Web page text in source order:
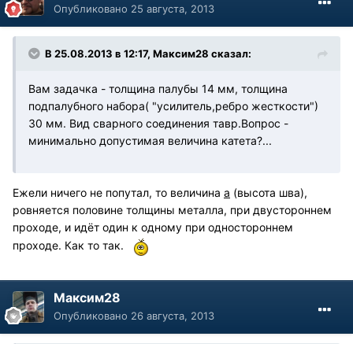
Опубликовано 25 августа, 2013
В 25.08.2013 в 12:17, Максим28 сказал:
Вам задачка - толщина палубы 14 мм, толщина
подпалубного набора( "усилитель,ребро жесткости")
30 мм. Вид сварного соединения тавр.Вопрос -
минимально допустимая величина катета?...
Ежели ничего не попутал, то величина а (высота шва),
ровняется половине толщины металла, при двустороннем
проходе, и идёт один к одному при одностороннем
проходе. Как то так.
Максим28
Опубликовано 26 августа, 2013